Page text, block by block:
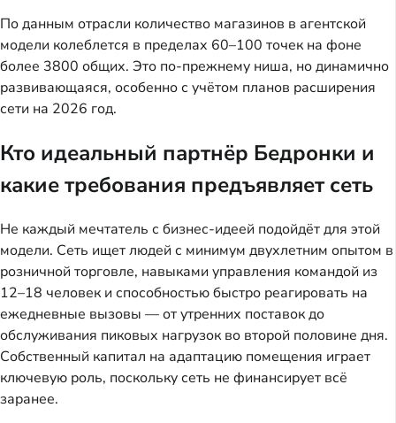
По данным отрасли количество магазинов в агентской
модели колеблется в пределах 60–100 точек на фоне
более 3800 общих. Это по-прежнему ниша, но динамично
развивающаяся, особенно с учётом планов расширения
сети на 2026 год.
Кто идеальный партнёр Бедронки и
какие требования предъявляет сеть
Не каждый мечтатель с бизнес-идеей подойдёт для этой
модели. Сеть ищет людей с минимум двухлетним опытом в
розничной торговле, навыками управления командой из
12–18 человек и способностью быстро реагировать на
ежедневные вызовы — от утренних поставок до
обслуживания пиковых нагрузок во второй половине дня.
Собственный капитал на адаптацию помещения играет
ключевую роль, поскольку сеть не финансирует всё
заранее.